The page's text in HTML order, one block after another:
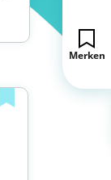
Merken